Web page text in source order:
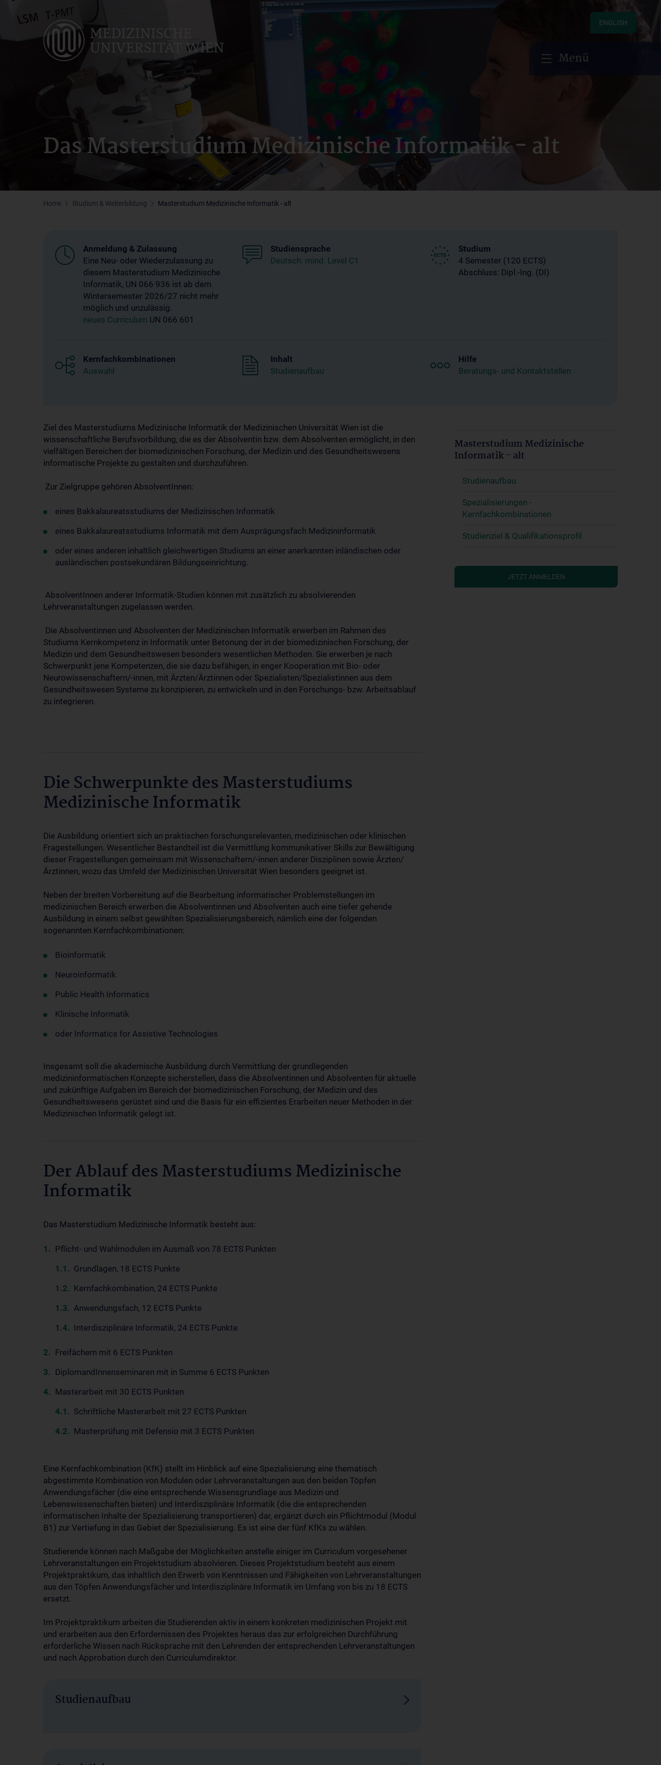
content
ENGLISH
Menü
Das Masterstudium Medizinische Informatik - alt
Home Studium & Weiterbildung Masterstudium Medizinische Informatik - alt
Anmeldung & Zulassung
Eine Neu- oder Wiederzulassung zu
diesem Masterstudium Medizinische
Informatik, UN 066 936 ist ab dem
Wintersemester 2026/27 nicht mehr
möglich und unzulässig.
neues Curriculum UN 066 601
Studiensprache
Deutsch: mind. Level C1
Studium
4 Semester (120 ECTS)
Abschluss: Dipl.-Ing. (DI)
Kernfachkombinationen
Auswahl
Inhalt
Studienaufbau
Hilfe
Beratungs- und Kontaktstellen
Ziel des Masterstudiums Medizinische Informatik der Medizinischen Universität Wien ist die
wissenschaftliche Berufsvorbildung, die es der Absolventin bzw. dem Absolventen ermöglicht, in den
vielfältigen Bereichen der biomedizinischen Forschung, der Medizin und des Gesundheitswesens
informatische Projekte zu gestalten und durchzuführen.
Zur Zielgruppe gehören AbsolventInnen:
eines Bakkalaureatsstudiums der Medizinischen Informatik
eines Bakkalaureatsstudiums Informatik mit dem Ausprägungsfach Medizininformatik
oder eines anderen inhaltlich gleichwertigen Studiums an einer anerkannten inländischen oder
ausländischen postsekundären Bildungseinrichtung.
AbsolventInnen anderer Informatik-Studien können mit zusätzlich zu absolvierenden
Lehrveranstaltungen zugelassen werden.
Die Absolventinnen und Absolventen der Medizinischen Informatik erwerben im Rahmen des
Studiums Kernkompetenz in Informatik unter Betonung der in der biomedizinischen Forschung, der
Medizin und dem Gesundheitswesen besonders wesentlichen Methoden. Sie erwerben je nach
Schwerpunkt jene Kompetenzen, die sie dazu befähigen, in enger Kooperation mit Bio- oder
Neurowissenschaftern/-innen, mit Ärzten/Ärztinnen oder Spezialisten/Spezialistinnen aus dem
Gesundheitswesen Systeme zu konzipieren, zu entwickeln und in den Forschungs- bzw. Arbeitsablauf
zu integrieren.
Die Schwerpunkte des Masterstudiums
Medizinische Informatik
Die Ausbildung orientiert sich an praktischen forschungsrelevanten, medizinischen oder klinischen
Fragestellungen. Wesentlicher Bestandteil ist die Vermittlung kommunikativer Skills zur Bewältigung
dieser Fragestellungen gemeinsam mit Wissenschaftern/-innen anderer Disziplinen sowie Ärzten/
Ärztinnen, wozu das Umfeld der Medizinischen Universität Wien besonders geeignet ist.
Neben der breiten Vorbereitung auf die Bearbeitung informatischer Problemstellungen im
medizinischen Bereich erwerben die Absolventinnen und Absolventen auch eine tiefer gehende
Ausbildung in einem selbst gewählten Spezialisierungsbereich, nämlich eine der folgenden
sogenannten Kernfachkombinationen:
Bioinformatik
Neuroinformatik
Public Health Informatics
Klinische Informatik
oder Informatics for Assistive Technologies
Insgesamt soll die akademische Ausbildung durch Vermittlung der grundlegenden
medizininformatischen Konzepte sicherstellen, dass die Absolventinnen und Absolventen für aktuelle
und zukünftige Aufgaben im Bereich der biomedizinischen Forschung, der Medizin und des
Gesundheitswesens gerüstet sind und die Basis für ein effizientes Erarbeiten neuer Methoden in der
Medizinischen Informatik gelegt ist.
Der Ablauf des Masterstudiums Medizinische
Informatik
Das Masterstudium Medizinische Informatik besteht aus:
Pflicht- und Wahlmodulen im Ausmaß von 78 ECTS Punkten
Grundlagen, 18 ECTS Punkte
Kernfachkombination, 24 ECTS Punkte
Anwendungsfach, 12 ECTS Punkte
Interdisziplinäre Informatik, 24 ECTS Punkte
Freifächern mit 6 ECTS Punkten
DiplomandInnenseminaren mit in Summe 6 ECTS Punkten
Masterarbeit mit 30 ECTS Punkten
Schriftliche Masterarbeit mit 27 ECTS Punkten
Masterprüfung mit Defensio mit 3 ECTS Punkten
Eine Kernfachkombination (KfK) stellt im Hinblick auf eine Spezialisierung eine thematisch
abgestimmte Kombination von Modulen oder Lehrveranstaltungen aus den beiden Töpfen
Anwendungsfächer (die eine entsprechende Wissensgrundlage aus Medizin und
Lebenswissenschaften bieten) und Interdisziplinäre Informatik (die die entsprechenden
informatischen Inhalte der Spezialisierung transportieren) dar, ergänzt durch ein Pflichtmodul (Modul
B1) zur Vertiefung in das Gebiet der Spezialisierung. Es ist eine der fünf KfKs zu wählen.
Studierende können nach Maßgabe der Möglichkeiten anstelle einiger im Curriculum vorgesehener
Lehrveranstaltungen ein Projektstudium absolvieren. Dieses Projektstudium besteht aus einem
Projektpraktikum, das inhaltlich den Erwerb von Kenntnissen und Fähigkeiten von Lehrveranstaltungen
aus den Töpfen Anwendungsfächer und Interdisziplinäre Informatik im Umfang von bis zu 18 ECTS
ersetzt.
Im Projektpraktikum arbeiten die Studierenden aktiv in einem konkreten medizinischen Projekt mit
und erarbeiten aus den Erfordernissen des Projektes heraus das zur erfolgreichen Durchführung
erforderliche Wissen nach Rücksprache mit den Lehrenden der entsprechenden Lehrveranstaltungen
und nach Approbation durch den Curriculumdirektor.
Studienaufbau
Masterstudium Medizinische
Informatik - alt
Studienaufbau
Spezialisierungen -
Kernfachkombinationen
Studienziel & Qualifikationsprofil
JETZT ANMELDEN